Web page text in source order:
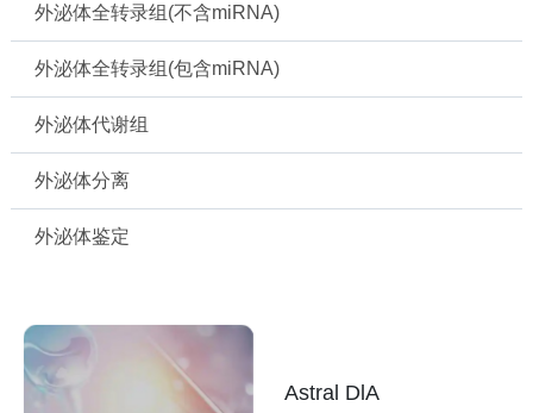
外泌体全转录组(不含miRNA)
外泌体全转录组(包含miRNA)
外泌体代谢组
外泌体分离
外泌体鉴定
Astral DlA